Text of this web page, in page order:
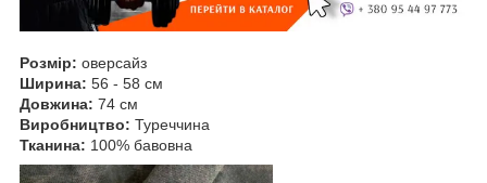
Розмір: оверсайз
Ширина: 56 - 58 см
Довжина: 74 см
Виробництво: Туреччина
Тканина: 100% бавовна